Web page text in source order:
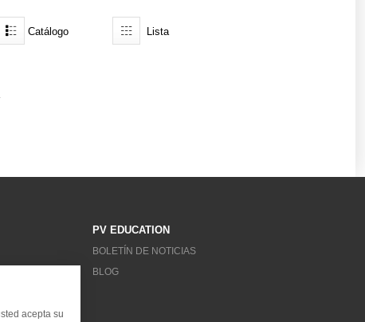
Catálogo Lista
PV EDUCATION
BOLETÍN DE NOTICIAS
BLOG
acepta su